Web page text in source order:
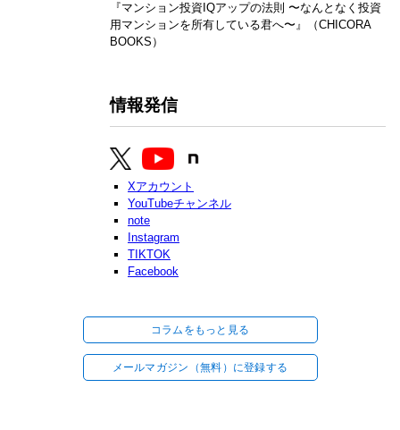
『マンション投資IQアップの法則 〜なんとなく投資
用マンションを所有している君へ〜』（CHICORA
BOOKS）
情報発信
Xアカウント
YouTubeチャンネル
note
Instagram
TIKTOK
Facebook
コラムをもっと見る
メールマガジン（無料）に登録する